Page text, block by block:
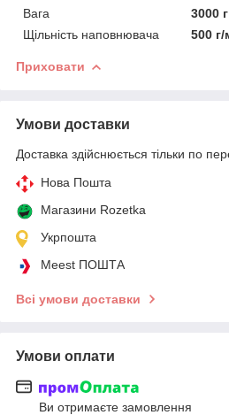
Вага
3000 г
Щільність наповнювача
500 г/
Приховати
Умови доставки
Доставка здійснюється тільки по
Нова Пошта
Магазини Rozetka
Укрпошта
Meest ПОШТА
Всі умови доставки
Умови оплати
Ви отримаєте замовлення